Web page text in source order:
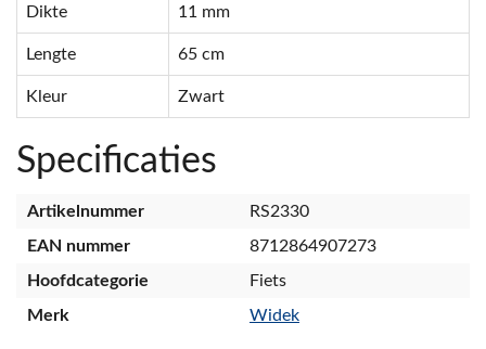
Dikte 11 mm
Lengte 65 cm
Kleur Zwart
Specificaties
Artikelnummer
RS2330
EAN nummer
8712864907273
Hoofdcategorie
Fiets
Merk
Widek